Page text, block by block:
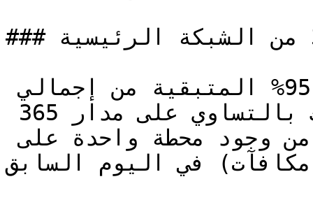
### الأيام 1-365 من الشبكة الرئيسية
سيكون من الممكن المطالبة بـ 95% المتبقية من إجمالي
يومًا. ولهذا سيتم التحقق من وجود محطة واحدة على
في اليوم السابق.